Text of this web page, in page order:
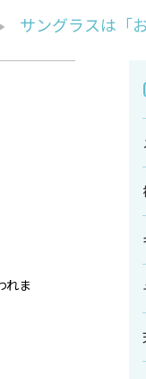
サングラスは「
れま